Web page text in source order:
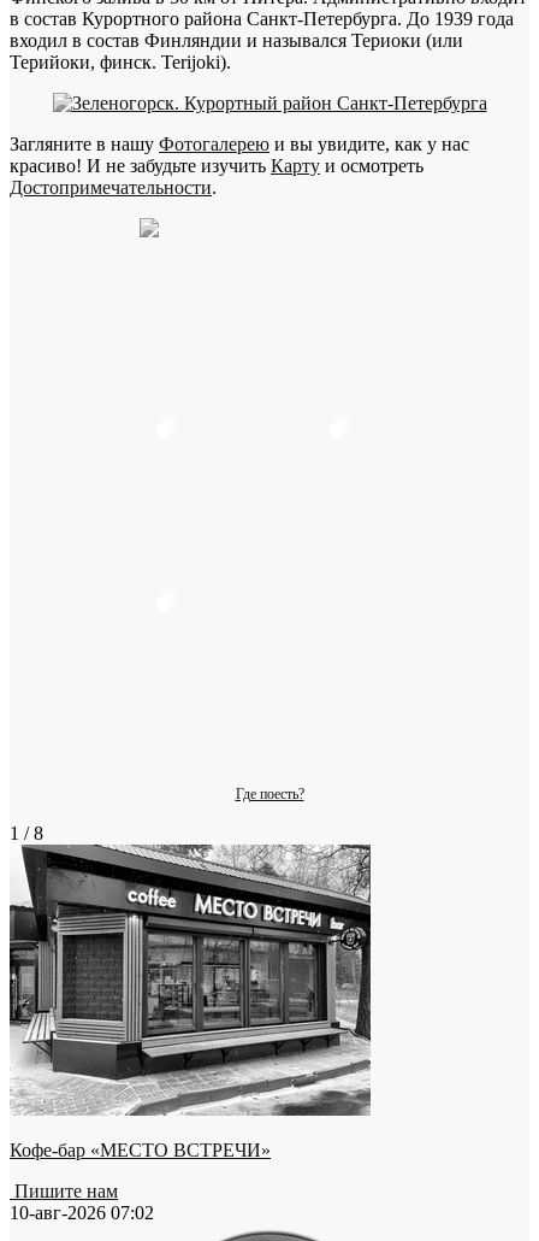
в состав Курортного района Санкт-Петербурга. До 1939 года
входил в состав Финляндии и назывался Териоки (или
Терийоки, финск. Terijoki).
Загляните в нашу Фотогалерею и вы увидите, как у нас
красиво! И не забудьте изучить Карту и осмотреть
Достопримечательности.
Где поесть?
1 / 8
Кофе-бар «МЕСТО ВСТРЕЧИ»
Пишите нам
10-авг-2026 07:02